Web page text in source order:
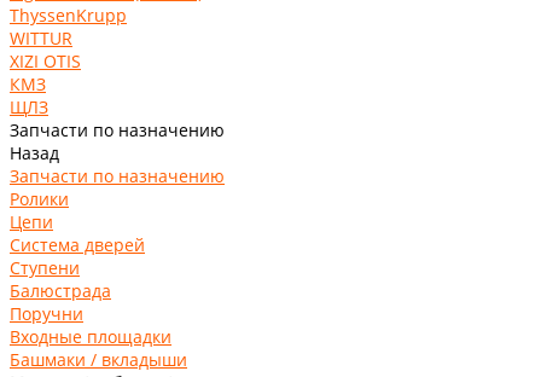
ThyssenKrupp
WITTUR
XIZI OTIS
КМЗ
ЩЛЗ
Запчасти по назначению
Назад
Запчасти по назначению
Ролики
Цепи
Система дверей
Ступени
Балюстрада
Поручни
Входные площадки
Башмаки / вкладыши